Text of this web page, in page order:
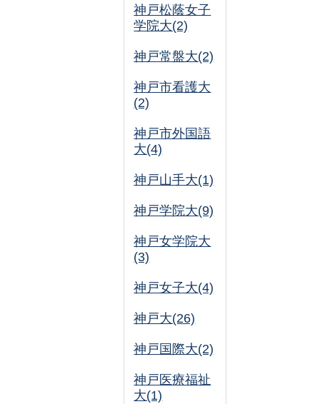
神戸松蔭女子
学院大(2)
神戸常盤大(2)
神戸市看護大
(2)
神戸市外国語
大(4)
神戸山手大(1)
神戸学院大(9)
神戸女学院大
(3)
神戸女子大(4)
神戸大(26)
神戸国際大(2)
神戸医療福祉
大(1)